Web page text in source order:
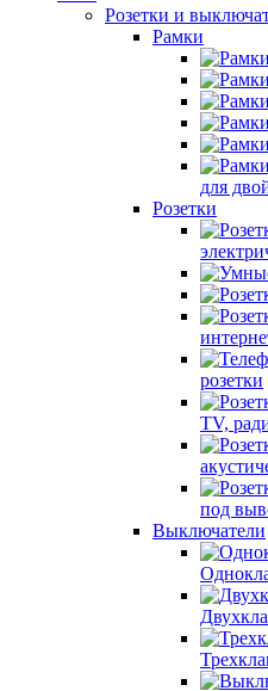
Розетки и
Рамки
для
Розетки
розетки
TV,
под
Выключатели